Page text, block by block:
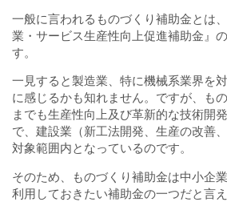
一般に言われるものづくり補助金とは
業・サービス生産性向上促進補助金』
す。
一見すると製造業、特に機械系業界を
に感じるかも知れません。ですが、も
までも生産性向上及び革新的な技術開
で、建設業（新工法開発、生産の改善
対象範囲内となっているのです。
そのため、ものづくり補助金は中小企
利用しておきたい補助金の一つだと言え